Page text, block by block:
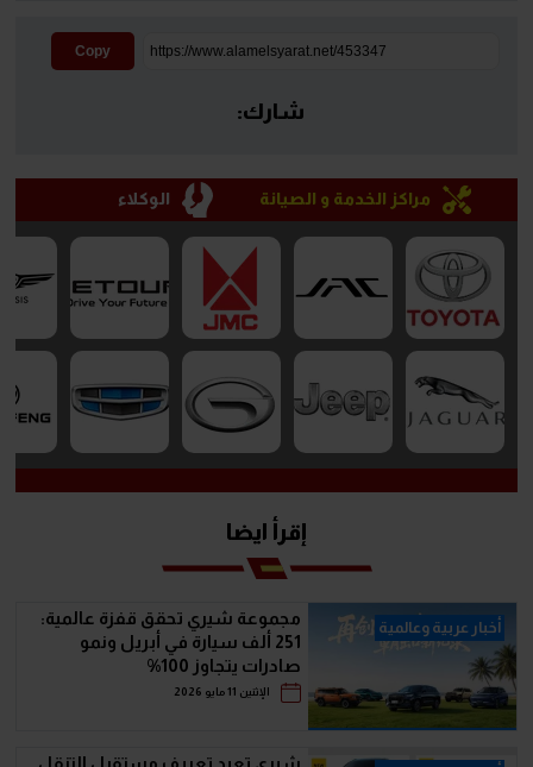
Copy
شارك:
مراكز الخدمة و الصيانة الوكلاء
إقرأ ايضا
أخبار عربية وعالمية
مجموعة شيري تحقق قفزة عالمية:
251 ألف سيارة في أبريل ونمو
صادرات يتجاوز 100%
الإثنين 11 مايو 2026